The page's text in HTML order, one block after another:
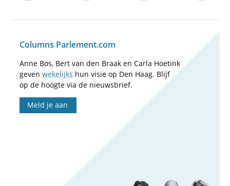
Columns Parlement.com
Anne Bos, Bert van den Braak en Carla Hoetink
geven wekelijks hun visie op Den Haag. Blijf
op de hoogte via de nieuwsbrief.
Meld je aan